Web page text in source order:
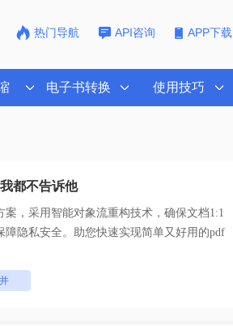
热门导航 API咨询 APP下载
电子书转换 使用技巧
都不告诉他
案，采用智能对象流重构技术，确保文档1:1
量处理， 全链路 SSL 加密保障隐私安全。助您快速实现简单又好用的pdf